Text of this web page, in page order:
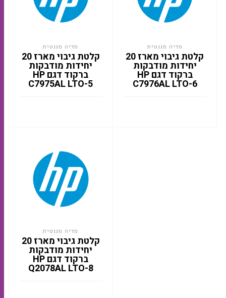
מדיה מגנטית
קלטת גיבוי מארז 20
יחידות מודבקות
ברקוד דגם HP
C7975AL LTO-5
מדיה מגנטית
קלטת גיבוי מארז 20
יחידות מודבקות
ברקוד דגם HP
C7976AL LTO-6
מדיה מגנטית
קלטת גיבוי מארז 20
יחידות מודבקות
ברקוד דגם HP
Q2078AL LTO-8